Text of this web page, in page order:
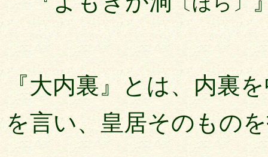
『大内裏』とは、内裏
を言い、皇居そのもの